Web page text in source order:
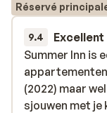
Réservé
9.4 Excellent
Summer Inn is
(2022) maar
sjouwen met je
Summer Inn is
(2022) maar
sjouwen met je